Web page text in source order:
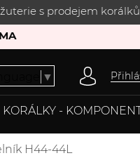
s prodejem
▼
KORÁLKY -
H44-44L